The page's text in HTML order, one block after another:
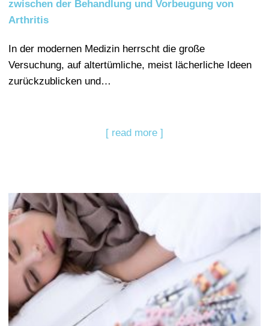
zwischen der Behandlung und Vorbeugung von
Arthritis
In der modernen Medizin herrscht die große
Versuchung, auf altertümliche, meist lächerliche Ideen
zurückzublicken und…
[ read more ]